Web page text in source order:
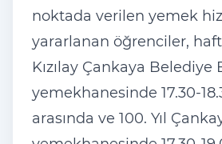
noktada verilen yemek
yararlanan öğrenciler,
Kızılay Çankaya Belediye
yemekhanesinde 17.30-
arasında ve 100. Yıl